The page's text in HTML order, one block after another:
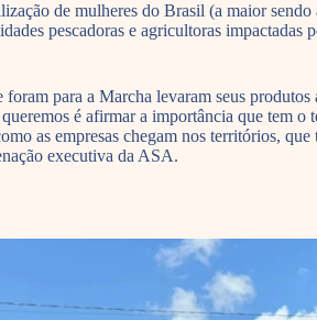
de mulheres do Brasil (a maior
pescadoras e agricultoras impactadas
para a Marcha levaram seus
é afirmar a importância que tem
as empresas chegam nos territórios,
executiva da ASA.